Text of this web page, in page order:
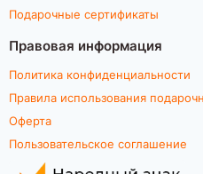
Подарочные сертификаты
Правовая информация
Политика конфиденциальности
Правила использования
Оферта
Пользовательское соглашение